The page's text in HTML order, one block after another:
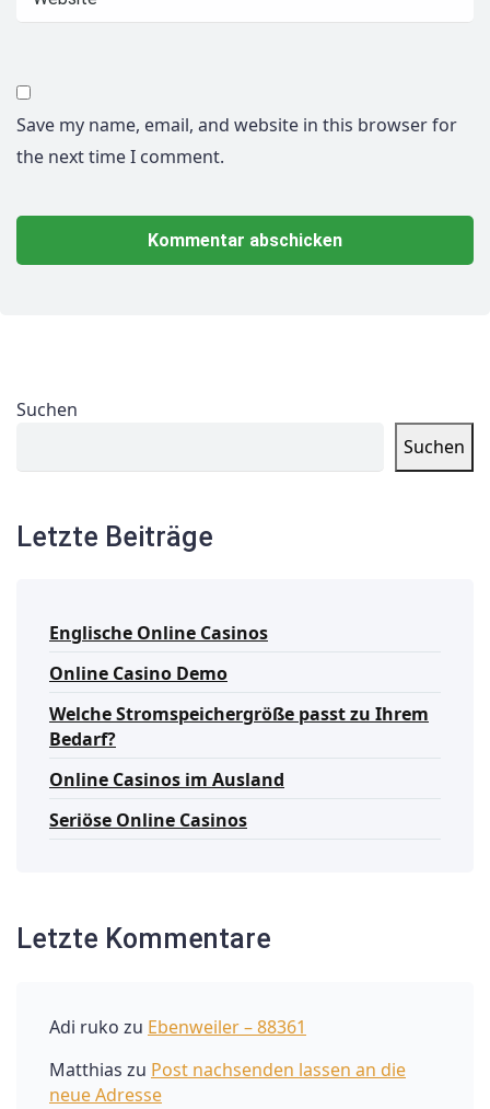
Save my name, email, and website in this browser for
the next time I comment.
Suchen
Suchen
Letzte Beiträge
Englische Online Casinos
Online Casino Demo
Welche Stromspeichergröße passt zu Ihrem
Bedarf?
Online Casinos im Ausland
Seriöse Online Casinos
Letzte Kommentare
Adi ruko zu Ebenweiler – 88361
Matthias zu Post nachsenden lassen an die
neue Adresse